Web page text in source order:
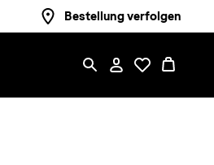
Bestellung verfolgen